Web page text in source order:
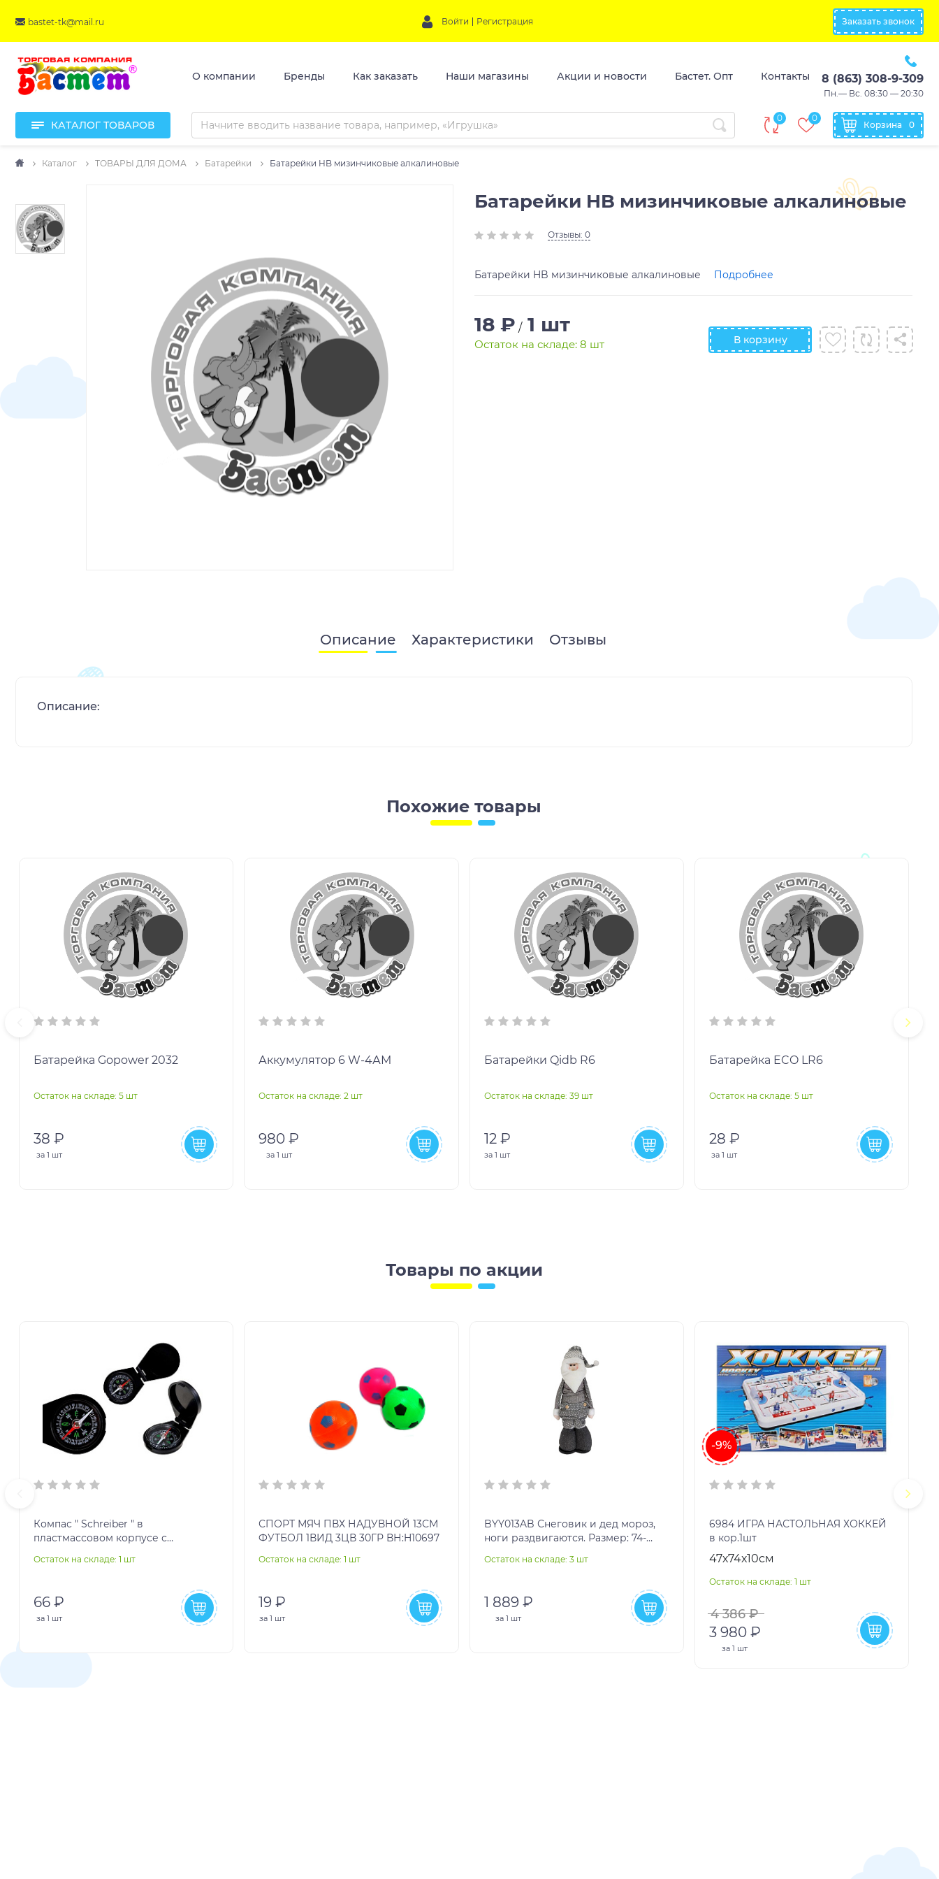
bastet-tk@mail.ru Войти Регистрация Заказать звонок
О компании Бренды Как заказать Наши магазины Акции и новости Бастет. Опт Контакты 8 (863) 308-9-309
Пн.— Вс. 08:30 — 20:30
КАТАЛОГ ТОВАРОВ
0 0
Корзина 0
Каталог ТОВАРЫ ДЛЯ ДОМА Батарейки Батарейки HB мизинчиковые алкалиновые
Батарейки HB мизинчиковые алкалиновые
Отзывы: 0
Батарейки HB мизинчиковые алкалиновые Подробнее
18 ₽ / 1 шт
Остаток на складе: 8 шт В корзину
Описание Характеристики Отзывы
Описание:
Похожие товары
Батарейка Gopower 2032
Остаток на складе: 5 шт
38 ₽
за 1 шт
Аккумулятор 6 W-4АМ
Остаток на складе: 2 шт
980 ₽
за 1 шт
Батарейки Qidb R6
Остаток на складе: 39 шт
12 ₽
за 1 шт
Батарейка ECO LR6
Остаток на складе: 5 шт
28 ₽
за1 шт
Товары по акции
Компас " Schreiber " в
пластмассовом корпусе с
Остаток на складе: 1 шт
66 ₽
за 1 шт
СПОРТ МЯЧ ПВХ НАДУВНОЙ 13СМ
ФУТБОЛ 1ВИД 3ЦВ 30ГР ВН:H10697
Остаток на складе: 1 шт
19 ₽
за1 шт
BYY013AB Снеговик и дед мороз,
ноги раздвигаются. Размер: 74-
Остаток на складе: 3 шт
1 889 ₽
за 1 шт
-9%
6984 ИГРА НАСТОЛЬНАЯ ХОККЕЙ
в кор.1шт
47х74х10см
Остаток на складе: 1 шт
4 386 ₽
3 980 ₽
за1 шт